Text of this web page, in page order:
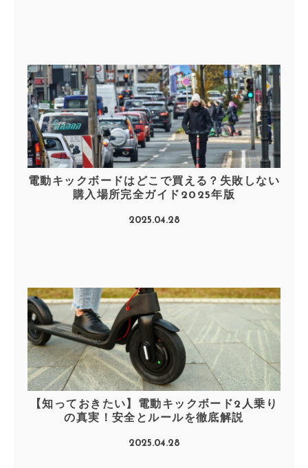
電動キックボードはどこで買える？失敗しない
購入場所完全ガイド2025年版
2025.04.28
【知っておきたい】電動キックボード2人乗り
の真実！安全とルールを徹底解説
2025.04.28